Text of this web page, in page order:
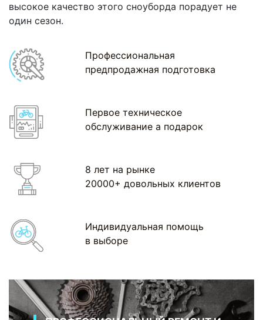
высокое качество этого сноуборда порадует не
один сезон.
Профессиональная
предпродажная подготовка
Первое техническое
обслуживание а подарок
8 лет на рынке
20000+ довольных клиентов
Индивидуальная помощь
в выборе